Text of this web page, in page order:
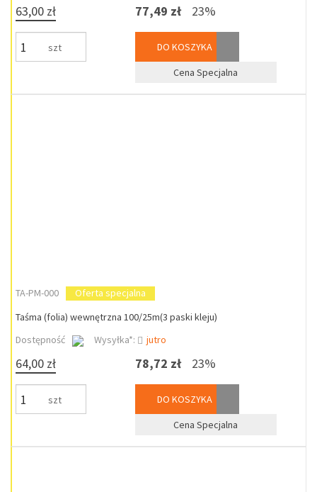
63,00 zł
szt
77,49 zł 23%
DO KOSZYKA
Cena Specjalna
TA-PM-000
Oferta specjalna
Taśma (folia) wewnętrzna 100/25m(3 paski kleju)
Dostępność
Wysyłka*: jutro
64,00 zł
szt
78,72 zł 23%
DO KOSZYKA
Cena Specjalna